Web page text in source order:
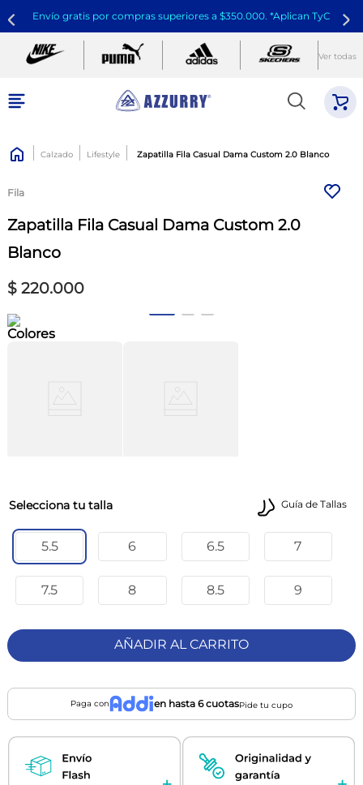
Envío gratis por compras superiores a $350.000. *Aplican TyC
Ver todas
Calzado Lifestyle Zapatilla Fila Casual Dama Custom 2.0 Blanco
Fila
Zapatilla Fila Casual Dama Custom 2.0
Blanco
$ 220.000
Colores
Guía de Tallas
talla
5.5 6 6.5 7
7.5 8 8.5 9
AÑADIR AL CARRITO
Paga con en hasta 6 cuotasPide tu cupo